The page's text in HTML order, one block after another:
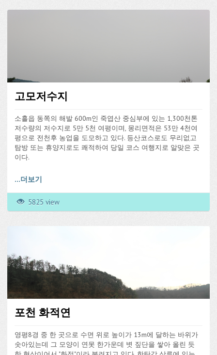
고모저수지
소흘읍 동쪽의 해발 600m인 죽엽산 중심부에 있는 1,300천톤
저수량의 저수지로 5만 5천 여평이며, 몽리면적은 53만 4천여
평으로 전천후 농업을 도모하고 있다. 등산코스로도 무리없고
탐방 또는 휴양지로도 쾌적하여 당일 코스 여행지로 알맞은 곳
이다.
...더보기
5825 view
포천 화적연
영평8경 중 한 곳으로 수면 위로 높이가 13m에 달하는 바위가
솟아있는데 그 모양이 연못 한가운데 볏 짚단을 쌓아 올린 듯